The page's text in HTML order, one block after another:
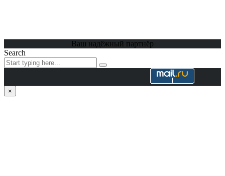
Ваш надёжный партнёр
Search
×